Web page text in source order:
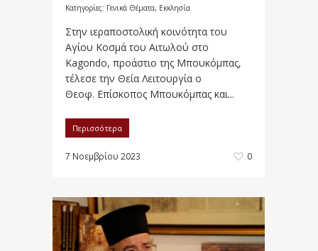
Κατηγορίες: Γενικά Θέματα, Εκκλησία
Στην ιεραποστολική κοινότητα του
Αγίου Κοσμά του Αιτωλού στο
Kagondo, προάστιο της Μπουκόμπας,
τέλεσε την Θεία Λειτουργία ο
Θεοφ. Επίσκοπος Μπουκόμπας και...
Περισσότερα
7 Νοεμβρίου 2023 0